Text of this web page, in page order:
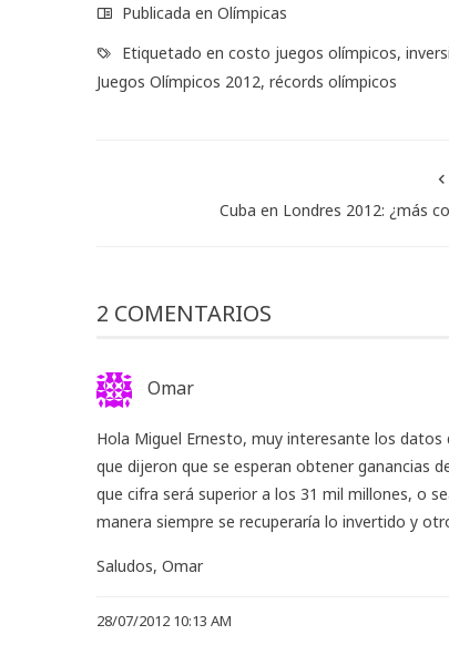
Publicada en Olímpicas
Etiquetado en costo juegos olímpicos,
Juegos Olímpicos 2012, récords olímpicos
Cuba en Londres 2012: ¿más
2 COMENTARIOS
Omar
Hola Miguel Ernesto, muy interesante los datos
que dijeron que se esperan obtener ganancias
que cifra será superior a los 31 mil millones, o
manera siempre se recuperaría lo invertido y
Saludos, Omar
28/07/2012 10:13 AM